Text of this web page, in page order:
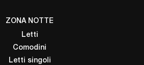
ZONA NOTTE
Letti
Comodini
Letti singoli